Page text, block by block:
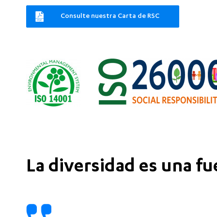
Consulte nuestra Carta de RSC
La diversidad es una